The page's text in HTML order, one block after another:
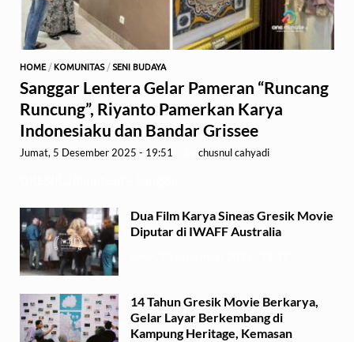
HOME / KOMUNITAS/ SENI BUDAYA
Sanggar Lentera Gelar Pameran “Runcang
Runcung”, Riyanto Pamerkan Karya
Indonesiaku dan Bandar Grissee
Jumat, 5 Desember 2025 - 19:51 chusnul cahyadi
Dua Film Karya Sineas Gresik Movie
Diputar di IWAFF Australia
14 Tahun Gresik Movie Berkarya,
Gelar Layar Berkembang di
Kampung Heritage, Kemasan